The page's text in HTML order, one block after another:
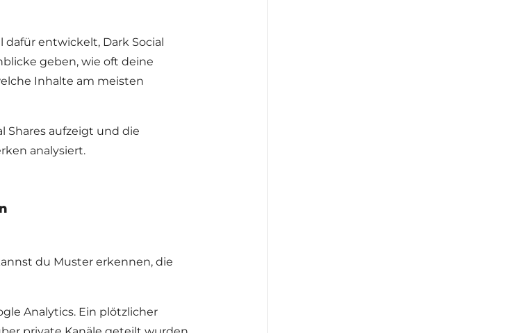
dafür entwickelt, Dark Social
geben, wie oft deine
Inhalte am meisten
Shares aufzeigt und die
analysiert.
du Muster erkennen, die
Analytics. Ein plötzlicher